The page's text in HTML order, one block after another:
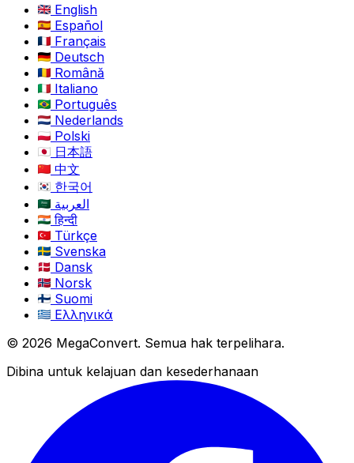
English
Español
Français
Deutsch
Română
Italiano
Português
Nederlands
Polski
日本語
中文
한국어
العربية
हिन्दी
Türkçe
Svenska
Dansk
Norsk
Suomi
Ελληνικά
© 2026 MegaConvert. Semua hak terpelihara.
Dibina untuk kelajuan dan kesederhanaan